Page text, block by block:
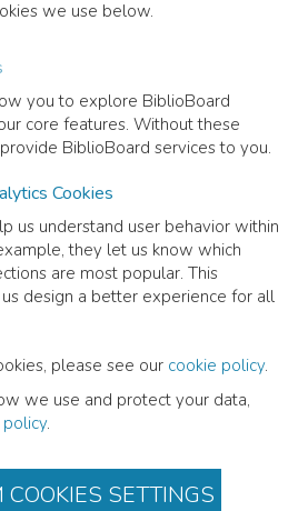
we use below.
you to explore BiblioBoard
core features. Without these
BiblioBoard services to you.
Cookies
us understand user behavior within
they let us know which
are most popular. This
design a better experience for all
please see our cookie policy.
we use and protect your data,
.
COOKIES SETTINGS
READ
im
und der